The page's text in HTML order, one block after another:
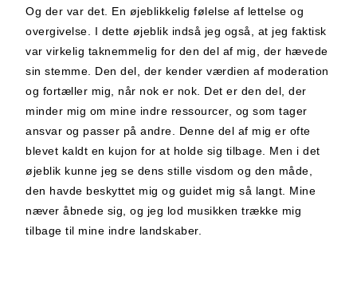
Og der var det. En øjeblikkelig følelse af lettelse og
overgivelse. I dette øjeblik indså jeg også, at jeg faktisk
var virkelig taknemmelig for den del af mig, der hævede
sin stemme. Den del, der kender værdien af moderation
og fortæller mig, når nok er nok. Det er den del, der
minder mig om mine indre ressourcer, og som tager
ansvar og passer på andre. Denne del af mig er ofte
blevet kaldt en kujon for at holde sig tilbage. Men i det
øjeblik kunne jeg se dens stille visdom og den måde,
den havde beskyttet mig og guidet mig så langt. Mine
næver åbnede sig, og jeg lod musikken trække mig
tilbage til mine indre landskaber.